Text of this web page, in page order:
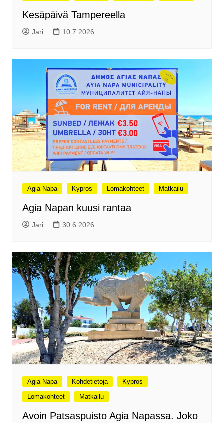
Kesäpäivä Tampereella
Jari 10.7.2026
Agia Napa Kypros Lomakohteet Matkailu
Agia Napan kuusi rantaa
Jari 30.6.2026
Agia Napa Kohdetietoja
Kypros
Lomakohteet
Matkailu
Avoin Patsaspuisto Agia Napassa. Joko